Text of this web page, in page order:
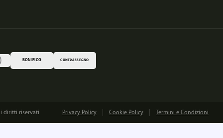
BONIFICO CONTRASSEGNO
i diritti riservati Privacy Policy Cookie Policy Termini e Condizioni